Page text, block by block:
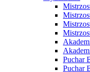
Puchar
Puchar